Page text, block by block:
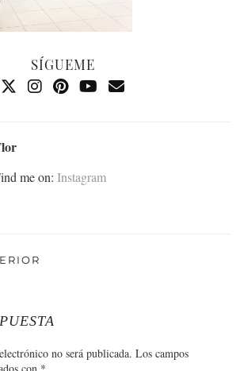
SÍGUEME
me on: Instagram
no será publicada. Los campos
con *